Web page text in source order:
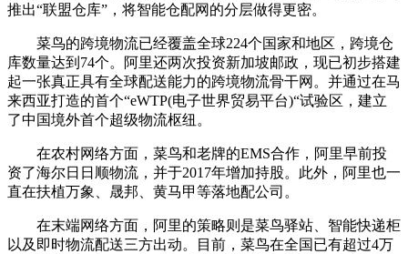
推出“联盟仓库”，将智能仓配网的分层做得更密。
菜鸟的跨境物流已经覆盖全球224个国家和地区，跨境仓
库数量达到74个。阿里还两次投资新加坡邮政，现已初步搭建
起一张真正具有全球配送能力的跨境物流骨干网。并通过在马
来西亚打造的首个“eWTP(电子世界贸易平台)“试验区，建立
了中国境外首个超级物流枢纽。
在农村网络方面，菜鸟和老牌的EMS合作，阿里早前投
资了海尔日日顺物流，并于2017年增加持股。此外，阿里也一
直在扶植万象、晟邦、黄马甲等落地配公司。
在末端网络方面，阿里的策略则是菜鸟驿站、智能快递柜
以及即时物流配送三方出动。目前，菜鸟在全国已有超过4万